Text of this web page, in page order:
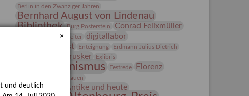
Berlin in den Zwanziger Jahren
Bernhard August von Lindenau
Bibliothek
Burg Posterstein Conrad Felixmüller
Der Blaue Reiter
digitallabor
Entartete Kunst
Enteignung
Erdmann Julius Dietrich
estrusker Exlibris
Expressionismus Festrede Florenz
frauen
Frauen in der Antike und heute
×
und deutlich